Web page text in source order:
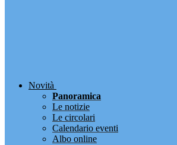
Novità
Panoramica
Le notizie
Le circolari
Calendario eventi
Albo online